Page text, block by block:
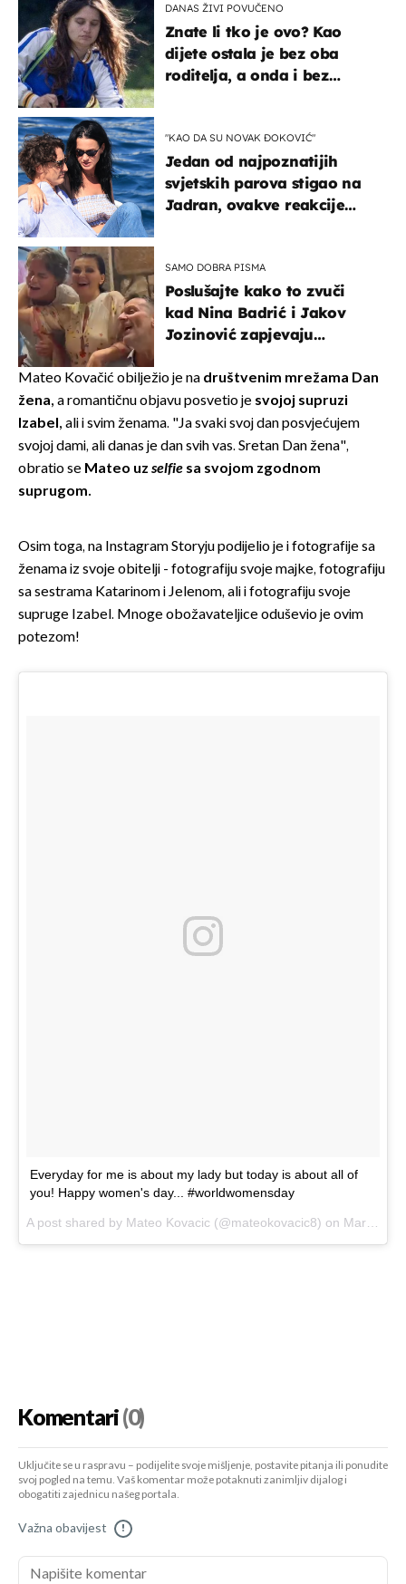
DANAS ŽIVI POVUČENO
Znate li tko je ovo? Kao
dijete ostala je bez oba
roditelja, a onda i bez
"KAO DA SU NOVAK ĐOKOVIĆ"
Jedan od najpoznatijih
svjetskih parova stigao na
Jadran, ovakve reakcije
SAMO DOBRA PISMA
Poslušajte kako to zvuči
kad Nina Badrić i Jakov
Jozinović zapjevaju
Mateo Kovačić obilježio je na društvenim mrežama Dan
žena, a romantičnu objavu posvetio je svojoj supruzi
Izabel, ali i svim ženama. "Ja svaki svoj dan posvjećujem
svojoj dami, ali danas je dan svih vas. Sretan Dan žena",
obratio se Mateo uz selfie sa svojom zgodnom
suprugom.
Osim toga, na Instagram Storyju podijelio je i fotografije sa
ženama iz svoje obitelji - fotografiju svoje majke, fotografiju
sa sestrama Katarinom i Jelenom, ali i fotografiju svoje
supruge Izabel. Mnoge obožavateljice oduševio je ovim
potezom!
Everyday for me is about my lady but today is about all of
you! Happy women's day... #worldwomensday
A post shared by Mateo Kovacic (@mateokovacic8) on Mar 8, 2018 at 9:58am PST
Komentari(0)
Uključite se u raspravu – podijelite svoje mišljenje, postavite pitanja ili ponudite
svoj pogled na temu. Vaš komentar može potaknuti zanimljiv dijalog i
obogatiti zajednicu našeg portala.
Važna obavijest !